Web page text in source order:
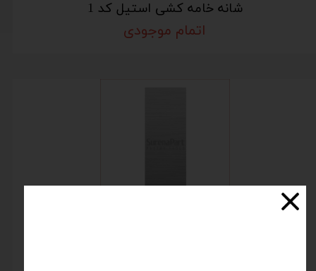
شانه خامه کشی استیل کد 1
اتمام موجودی